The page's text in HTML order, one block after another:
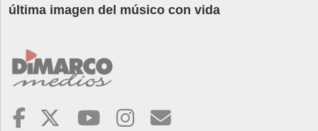
última imagen del músico con vida